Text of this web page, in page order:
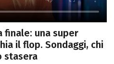
finale: una super
il flop. Sondaggi, chi
stasera